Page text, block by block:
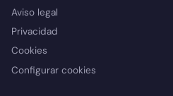
Aviso legal
Privacidad
Cookies
Configurar cookies